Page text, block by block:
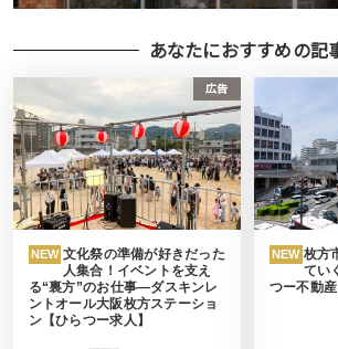
あなたにおすすめの記
広告
NEW 文化祭の準備が好きだった
人集合！イベントを支え
る“裏方”のお仕事―ダスキンレ
ントオール大阪枚方ステーショ
ン【ひらつー求人】
NEW 枚方
てい
つー不動産